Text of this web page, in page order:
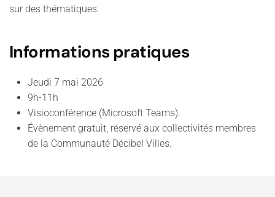
sur des thématiques.
Informations pratiques
Jeudi 7 mai 2026
9h-11h
Visioconférence (Microsoft Teams).
Évènement gratuit, réservé aux collectivités membres
de la Communauté Décibel Villes.